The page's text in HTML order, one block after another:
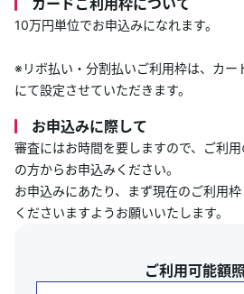
カードご利用枠について
10万円単位でお申込みになれます。
※リボ払い・分割払いご利用枠は、カー
にて設定させていただきます。
お申込みに際して
審査にはお時間を要しますので、ご利
の方からお申込みください。
お申込みにあたり、まず現在のご利用
くださいますようお願いいたします。
ご利用可能額